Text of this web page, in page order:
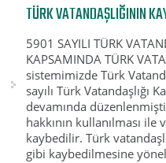
TÜRK VATANDAŞLIĞININ
5901 SAYILI TÜRK
KAPSAMINDA TÜRK
sistemimizde Türk
sayılı Türk Vatandaşlığı
devamında
hakkının kullanılması
kaybedilir. Türk
gibi kaybedilmesine